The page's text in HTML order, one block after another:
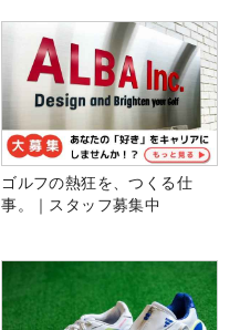
ゴルフの熱狂を、つくる仕
事。｜スタッフ募集中